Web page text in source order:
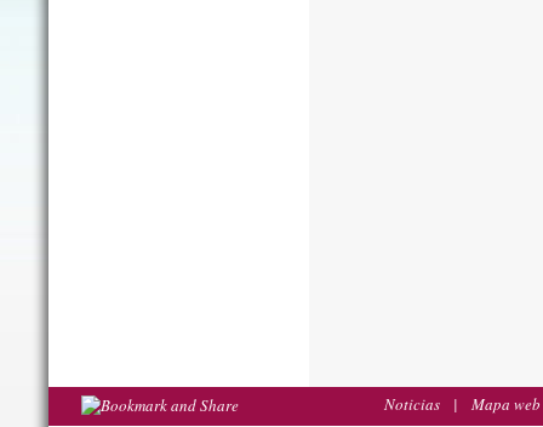
Noticias | Mapa web